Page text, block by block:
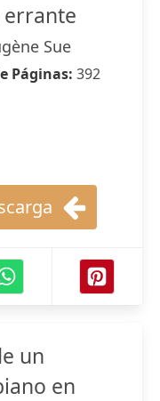
errante
Sue
Páginas: 392
un
en